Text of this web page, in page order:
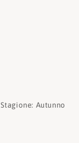
Stagione: Autunno